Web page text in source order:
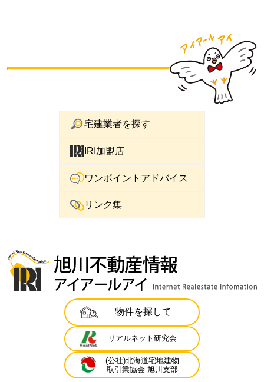
宅建業者を探す
IRI加盟店
ワンポイントアドバイス
リンク集
物件を探して
リアルネット研究会
(公社)北海道宅地建物
取引業協会 旭川支部